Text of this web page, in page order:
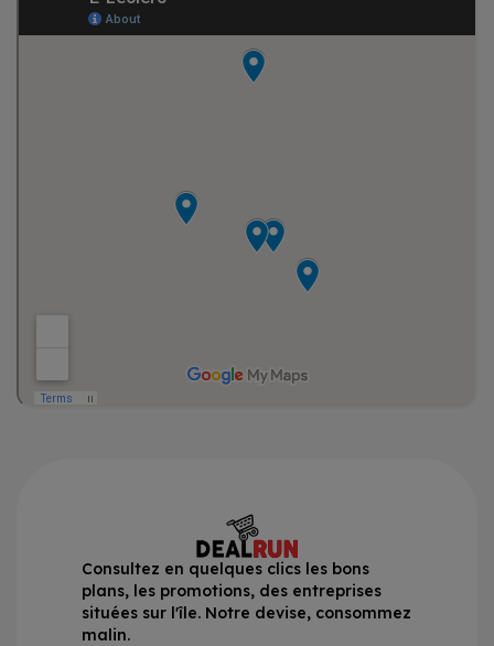
Consultez en quelques clics les bons
plans, les promotions, des entreprises
situées sur l'île. Notre devise, consommez
malin.